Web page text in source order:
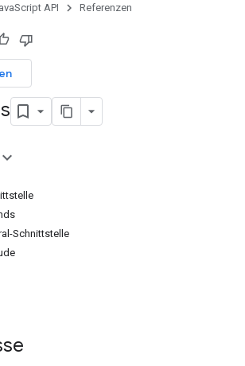
API Referenzen
Schnittstelle